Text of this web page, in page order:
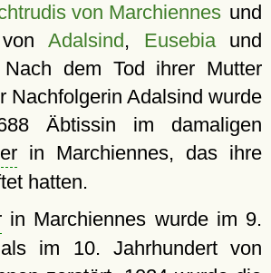
von Marchiennesund
vonAdalsind, Eusebiaund
dem Tod ihrer Mutter
Nachfolgerin Adalsind wurde
Äbtissin im damaligen
in Marchiennes, das ihre
hatten.
in Marchiennes wurde im 9.
im 10. Jahrhundert von